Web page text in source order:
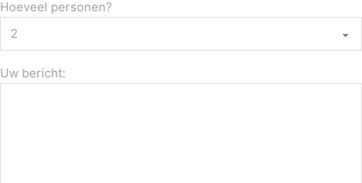
Hoeveel personen?
Uw bericht: